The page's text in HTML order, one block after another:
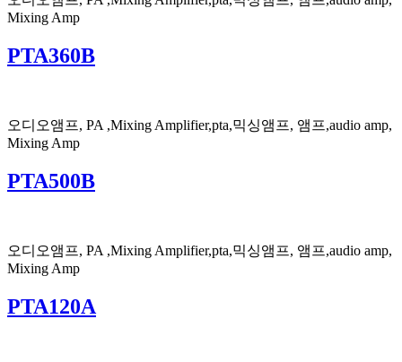
Mixing Amp
PTA360B
오디오앰프, PA ,Mixing Amplifier,pta,믹싱앰프, 앰프,audio amp,
Mixing Amp
PTA500B
오디오앰프, PA ,Mixing Amplifier,pta,믹싱앰프, 앰프,audio amp,
Mixing Amp
PTA120A